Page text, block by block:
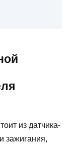
из датчика-
зажигания,